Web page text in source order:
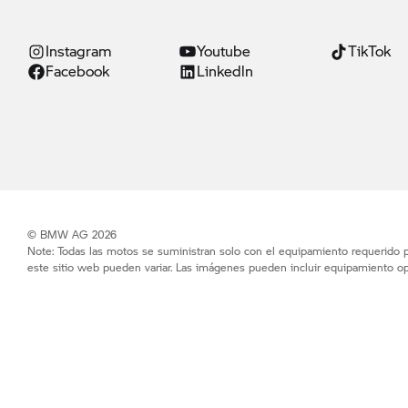
Instagram Youtube
TikTok
Facebook
Linkedln
© BMW AG 2026
Note: Todas las motos se suministran solo con el equipamiento
este sitio web pueden variar. Las imágenes pueden incluir equipamiento